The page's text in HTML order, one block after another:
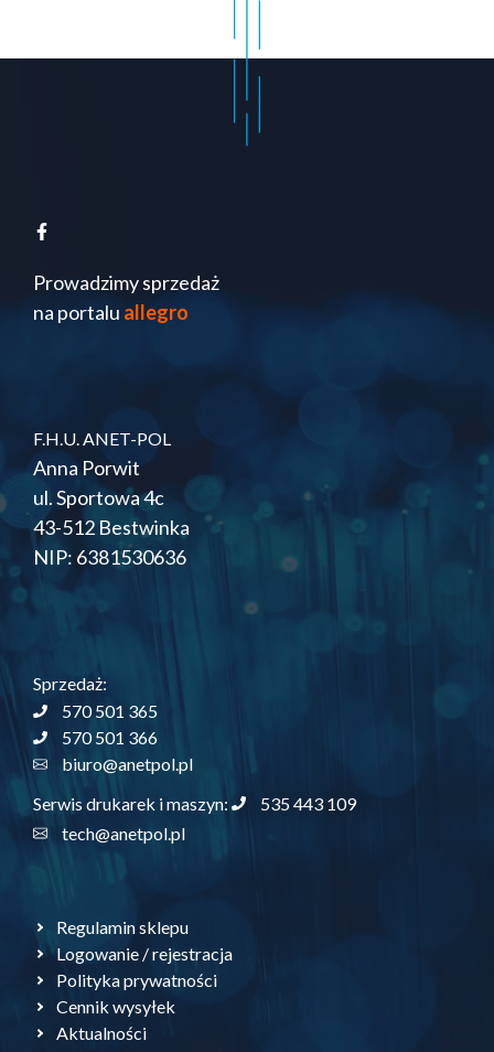
Prowadzimy sprzedaż
na portalu allegro
F.H.U. ANET-POL
Anna Porwit
ul. Sportowa 4c
43-512 Bestwinka
NIP: 6381530636
Sprzedaż:
570 501 365
570 501 366
biuro@anetpol.pl
Serwis drukarek i maszyn:
535 443 109
tech@anetpol.pl
Regulamin sklepu
Logowanie / rejestracja
Polityka prywatności
Cennik wysyłek
Aktualności